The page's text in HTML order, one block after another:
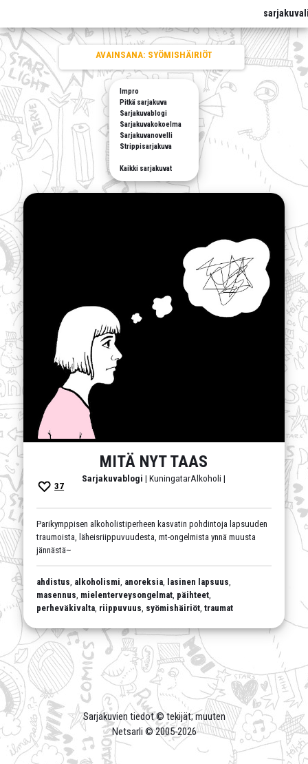
AVAINSANA: SYÖMISHÄIRIÖT
Impro
Pitkä sarjakuva
Sarjakuvablogi
Sarjakuvakokoelma
Sarjakuvanovelli
Strippisarjakuva
Kaikki sarjakuvat
MITÄ NYT TAAS
Sarjakuvablogi | KuningatarAlkoholi |
37
Parikymppisen alkoholistiperheen kasvatin pohdintoja lapsuuden
traumoista, läheisriippuvuudesta, mt-ongelmista ynnä muusta
jännästä~
ahdistus, alkoholismi, anoreksia, lasinen lapsuus,
masennus, mielenterveysongelmat, päihteet,
perheväkivalta, riippuvuus, syömishäiriöt,traumat
Sarjakuvien tiedot © tekijät; muuten
Netsarli © 2005-2026